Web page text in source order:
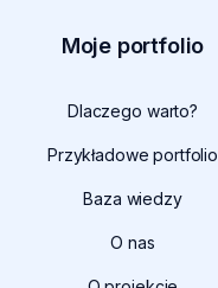
Moje portfolio
Dlaczego warto?
Przykładowe portfolio
Baza wiedzy
O nas